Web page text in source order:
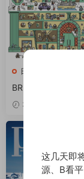
日本杂志
BRUTUS 2026全
4期+增刊 PDF
3天前
这几天即
源、B看